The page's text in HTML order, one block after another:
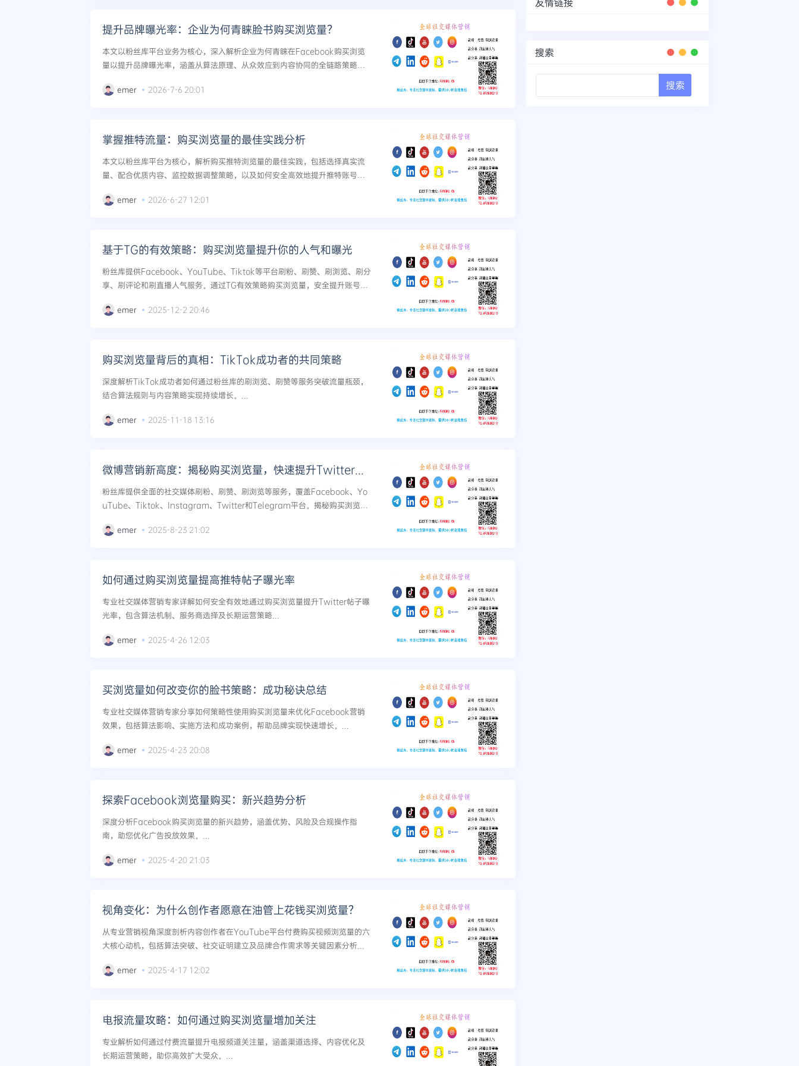
提升品牌曝光率：企业为何青睐脸书购买浏览量？
本文以粉丝库平台业务为核心，深入解析企业为何青睐在Facebook购买浏览
量以提升品牌曝光率，涵盖从算法原理、从众效应到内容协同的全链路策略，
emer 2026-7-6 20:01
掌握推特流量：购买浏览量的最佳实践分析
本文以粉丝库平台为核心，解析购买推特浏览量的最佳实践，包括选择真实流
量、配合优质内容、监控数据调整策略，以及如何安全高效地提升推特账号曝
emer 2026-6-27 12:01
基于TG的有效策略：购买浏览量提升你的人气和曝光
粉丝库提供Facebook、YouTube、Tiktok等平台刷粉、刷赞、刷浏览、刷分
享、刷评论和刷直播人气服务。通过TG有效策略购买浏览量，安全提升账号人
emer 2025-12-2 20:46
购买浏览量背后的真相：TikTok成功者的共同策略
深度解析TikTok成功者如何通过粉丝库的刷浏览、刷赞等服务突破流量瓶颈，
结合算法规则与内容策略实现持续增长。...
emer 2025-11-18 13:16
微博营销新高度：揭秘购买浏览量，快速提升Twitter人气
粉丝库提供全面的社交媒体刷粉、刷赞、刷浏览等服务，覆盖Facebook、Yo
uTube、Tiktok、Instagram、Twitter和Telegram平台。揭秘购买浏览量
emer 2025-8-23 21:02
如何通过购买浏览量提高推特帖子曝光率
专业社交媒体营销专家详解如何安全有效地通过购买浏览量提升Twitter帖子曝
光率，包含算法机制、服务商选择及长期运营策略...
emer 2025-4-26 12:03
买浏览量如何改变你的脸书策略：成功秘诀总结
专业社交媒体营销专家分享如何策略性使用购买浏览量来优化Facebook营销
效果，包括算法影响、实施方法和成功案例，帮助品牌实现快速增长。...
emer 2025-4-23 20:08
探索Facebook浏览量购买：新兴趋势分析
深度分析Facebook购买浏览量的新兴趋势，涵盖优势、风险及合规操作指
南，助您优化广告投放效果。...
emer 2025-4-20 21:03
视角变化：为什么创作者愿意在油管上花钱买浏览量？
从专业营销视角深度剖析内容创作者在YouTube平台付费购买视频浏览量的六
大核心动机，包括算法突破、社交证明建立及品牌合作需求等关键因素分析...
emer 2025-4-17 12:02
电报流量攻略：如何通过购买浏览量增加关注
专业解析如何通过付费流量提升电报频道关注量，涵盖渠道选择、内容优化及
长期运营策略，助你高效扩大受众。...
搜索